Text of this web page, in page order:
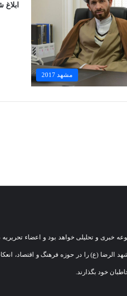
مشهد 2017
ابلاغ
خبری و تحلیلی خواهد بود و اعضاء تحریریه
الرضا (ع) را در حوزه فرهنگ و اقتصاد،
خود بگذارند.
غبارروبی
مضجع
نورانی